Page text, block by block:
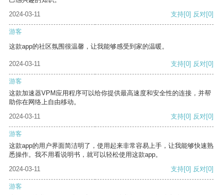
2024-03-11
支持[0] 反对[0]
游客
这款app的社区氛围很温馨，让我能够感受到家的温暖。
2024-03-11 支持[0] 反对[0]
游客
这款加速器VPM应用程序可以给你提供最高速度和安全性的连接，并帮
助你在网络上自由移动。
2024-03-11
支持[0] 反对[0]
游客
这款app的用户界面简洁明了，使用起来非常容易上手，让我能够快速熟
悉操作。我不用看说明书，就可以轻松使用这款app。
2024-03-11
支持[0] 反对[0]
游客